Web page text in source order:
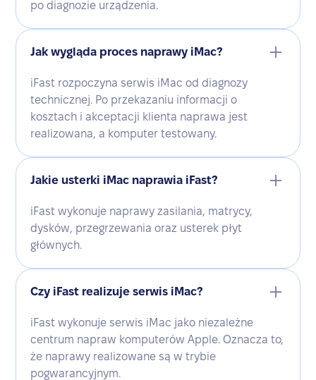
po diagnozie urządzenia.
Jak wygląda proces naprawy iMac?
iFast rozpoczyna serwis iMac od diagnozy
technicznej. Po przekazaniu informacji o
kosztach i akceptacji klienta naprawa jest
realizowana, a komputer testowany.
Jakie usterki iMac naprawia iFast?
iFast wykonuje naprawy zasilania, matrycy,
dysków, przegrzewania oraz usterek płyt
głównych.
Czy iFast realizuje serwis iMac?
iFast wykonuje serwis iMac jako niezależne
centrum napraw komputerów Apple. Oznacza to,
że naprawy realizowane są w trybie
pogwarancyjnym.